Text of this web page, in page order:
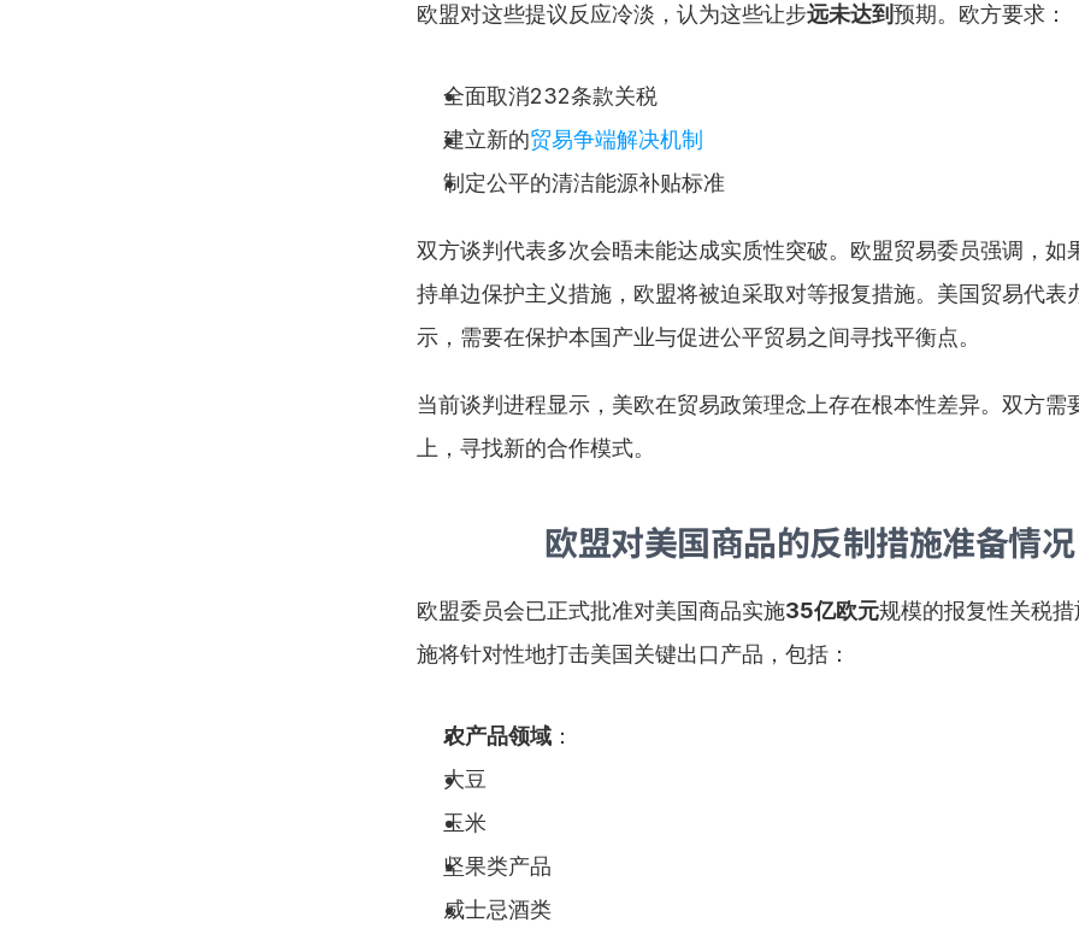
欧盟对这些提议反应冷淡，认为这些让步远未达到预期。欧方要求：
全面取消232条款关税
建立新的贸易争端解决机制
制定公平的清洁能源补贴标准
双方谈判代表多次会晤未能达成实质性突破。欧盟贸易委员强调，如
持单边保护主义措施，欧盟将被迫采取对等报复措施。美国贸易代表
示，需要在保护本国产业与促进公平贸易之间寻找平衡点。
当前谈判进程显示，美欧在贸易政策理念上存在根本性差异。双方需
上，寻找新的合作模式。
欧盟对美国商品的反制措施准备情况
欧盟委员会已正式批准对美国商品实施35亿欧元规模的报复性关税
施将针对性地打击美国关键出口产品，包括：
农产品领域 ：
大豆
玉米
坚果类产品
威士忌酒类